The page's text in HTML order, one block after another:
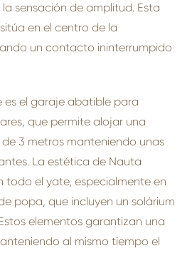
sensación de amplitud. Esta
en el centro de la
un contacto ininterrumpido
es el garaje abatible para
que permite alojar una
3 metros manteniendo unas
La estética de Nauta
todo el yate, especialmente en
popa, que incluyen un solárium
elementos garantizan una
al mismo tiempo el